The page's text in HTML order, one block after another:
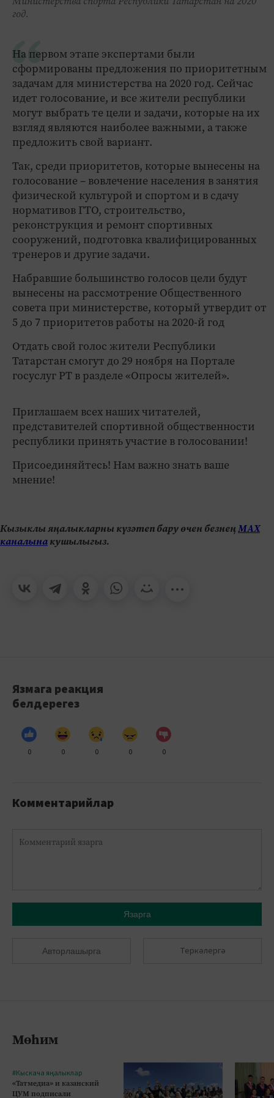
год.
На первом этапе экспертами были
сформированы предложения по приоритетным
задачам для министерства на 2020 год. Сейчас
идет голосование, и все жители республики
могут выбрать те цели и задачи, которые на их
взгляд являются наиболее важными, а также
предложить свой вариант.
Так, среди приоритетов, которые вынесены на
голосование – вовлечение населения в занятия
физической культурой и спортом и в сдачу
нормативов ГТО, строительство,
реконструкция и ремонт спортивных
сооружений, подготовка квалифицированных
тренеров и другие задачи.
Набравшие большинство голосов цели будут
вынесены на рассмотрение Общественного
совета при министерстве, который утвердит от
5 до 7 приоритетов работы на 2020-й год
Отдать свой голос жители Республики
Татарстан смогут до 29 ноября на Портале
госуслуг РТ в разделе «Опросы жителей».
Приглашаем всех наших читателей,
представителей спортивной общественности
республики принять участие в голосовании!
Присоединяйтесь! Нам важно знать ваше
мнение!
Кызыклы яңалыкларны күзәтеп бару өчен безнеңМАХ
каналынакушылыгыз.
Язмага реакция
белдерегез
0 0 0 0 0
Комментарийлар
Язарга
Авторлашырга Теркәлергә
Мөһим
#Кыскача яңалыклар
«Татмедиа» и казанский
ЦУМ подписали